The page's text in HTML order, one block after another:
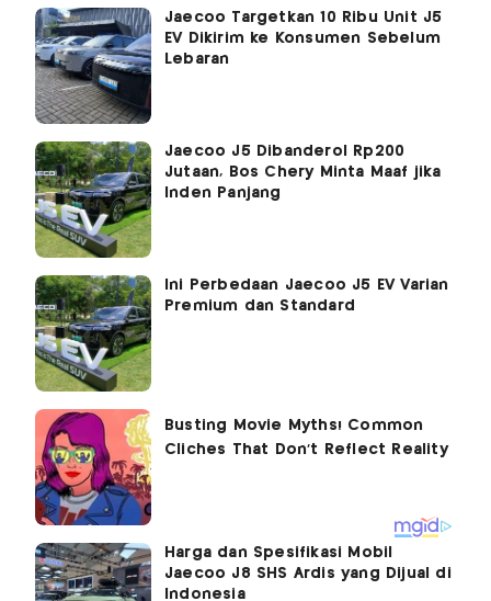
Jaecoo Targetkan 10 Ribu Unit J5
EV Dikirim ke Konsumen Sebelum
Lebaran
Jaecoo J5 Dibanderol Rp200
Jutaan, Bos Chery Minta Maaf jika
Inden Panjang
Ini Perbedaan Jaecoo J5 EV Varian
Premium dan Standard
Harga dan Spesifikasi Mobil
Jaecoo J8 SHS Ardis yang Dijual di
Indonesia